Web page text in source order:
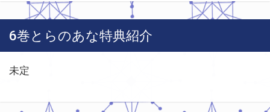
6巻とらのあな特典紹介
未定